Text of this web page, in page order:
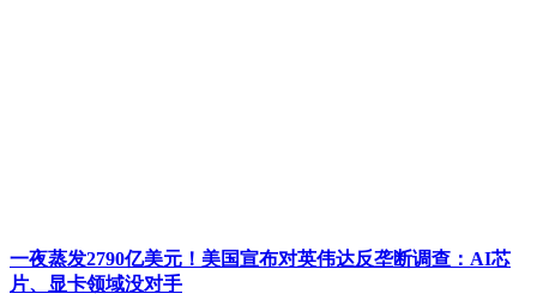
一夜蒸发2790亿美元！美国宣布对英伟达反垄断调查：AI芯
片、显卡领域没对手